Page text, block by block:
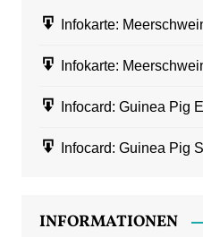
Infokarte:
Infokarte:
Infocard: Guinea Pig
Infocard: Guinea Pig
INFORMATIONEN